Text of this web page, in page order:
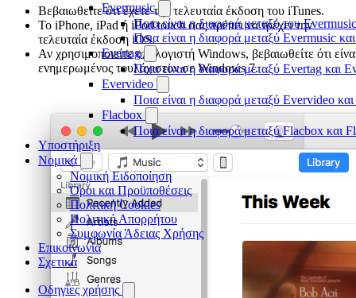
Evermusic
Ποια είναι η διαφορά μεταξύ του
Ποια είναι η διαφορά μεταξύ Evermusic
Evertag
Ποια είναι η διαφορά μεταξύ Evertag και
Evervideo
Ποια είναι η διαφορά μεταξύ Evervideo
Flacbox
Ποια είναι η διαφορά μεταξύ Flacbox και
Υποστήριξη
Νομικά
Νομική Ειδοποίηση
Όροι και Προϋποθέσεις
Πολιτική Cookies
Πολιτική Απορρήτου
Συμφωνία Άδειας Χρήσης
Επικοινωνία
Σχετικά
Οδηγίες χρήσης
Βεβαιωθείτε ότι έχετε την τελευταία έκδοση του iTunes.
Το iPhone, iPad ή iPod touch σας πρέπει να τρέχει την
τελευταία έκδοση iOS.
Αν χρησιμοποιείτε υπολογιστή Windows, βεβαιωθείτε ότι
ενημερωμένος τουλάχιστον σε Windows 7.